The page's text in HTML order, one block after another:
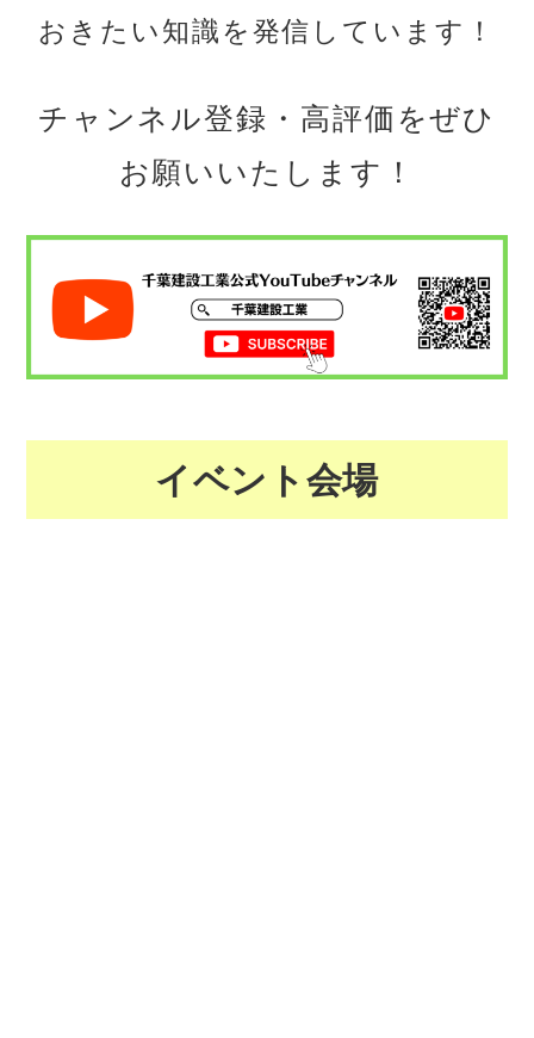
おきたい知識を発信しています！
チャンネル登録・高評価をぜひ
お願いいたします！
イベント会場